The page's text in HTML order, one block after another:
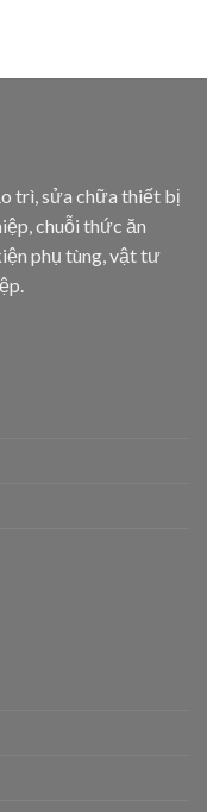
trì, sửa chữa thiết bị
chuỗi thức ăn
phụ tùng, vật tư